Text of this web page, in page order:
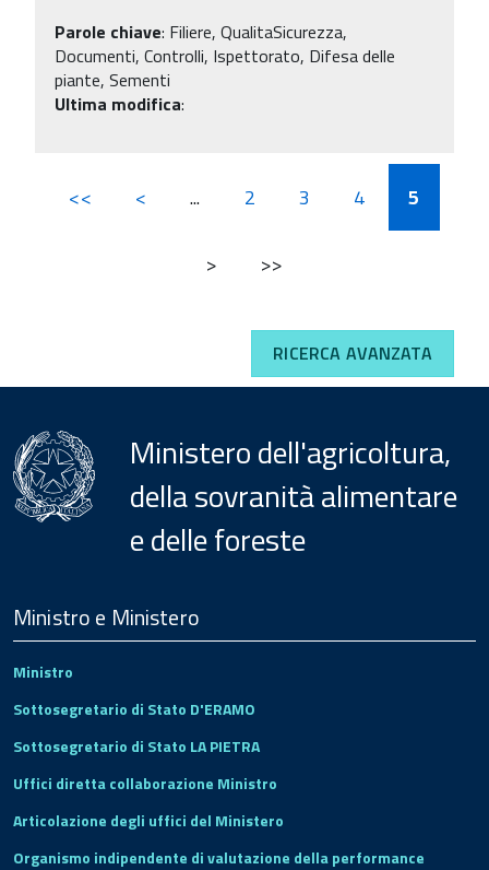
Parole chiave: Filiere, QualitaSicurezza,
Documenti, Controlli, Ispettorato, Difesa delle
piante, Sementi
Ultima modifica:
<< < ... 2 3 4 5
> >>
RICERCA AVANZATA
Ministero dell'agricoltura,
della sovranità alimentare
e delle foreste
Footer
Ministro e Ministero
Ministro
Sottosegretario di Stato D'ERAMO
Sottosegretario di Stato LA PIETRA
Uffici diretta collaborazione Ministro
Articolazione degli uffici del Ministero
Organismo indipendente di valutazione della performance